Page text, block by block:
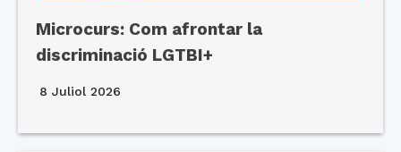
Microcurs: Com afrontar la
discriminació LGTBI+
8 Juliol 2026